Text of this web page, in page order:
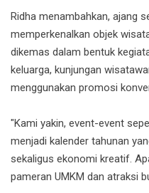
Ridha menambahkan, ajang
memperkenalkan objek
dikemas dalam bentuk
keluarga, kunjungan
menggunakan promosi
"Kami yakin, event-event
menjadi kalender tahunan
sekaligus ekonomi kreatif.
pameran UMKM dan atraksi